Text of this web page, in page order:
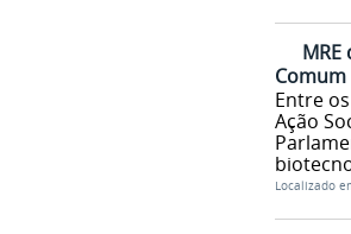
Comum
Entre
Ação
Localizado